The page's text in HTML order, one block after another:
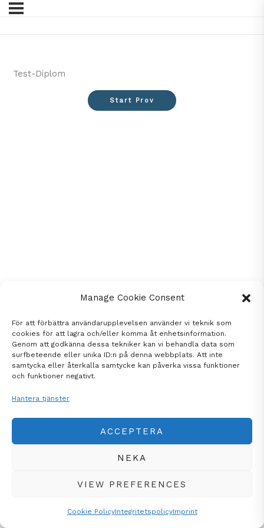
Manage Cookie Consent
För att förbättra användarupplevelsen använder vi teknik som
cookies för att lagra och/eller komma åt enhetsinformation.
Genom att godkänna dessa tekniker kan vi behandla data som
surfbeteende eller unika ID:n på denna webbplats. Att inte
samtycka eller återkalla samtycke kan påverka vissa funktioner
och funktioner negativt.
Hantera tjänster
ACCEPTERA
NEKA
VIEW PREFERENCES
Cookie PolicyIntegritetspolicyImprint
Test-Diplom